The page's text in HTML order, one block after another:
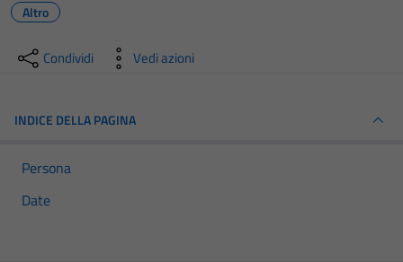
Altro
Condividi Vedi azioni
INDICE DELLA PAGINA
Persona
Date